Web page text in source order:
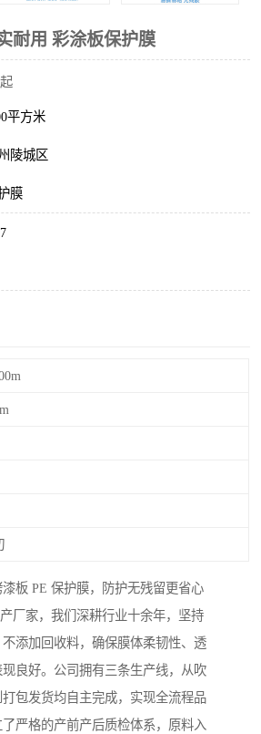
耐用 彩涂板保护膜
平方米
陵城区
膜
板 PE 保护膜，防护无残留更省心
厂家，我们深耕行业十余年，坚持
添加回收料，确保膜体柔韧性、透
良好。公司拥有三条生产线，从吹
包发货均自主完成，实现全流程品
严格的产前产后质检体系，原料入